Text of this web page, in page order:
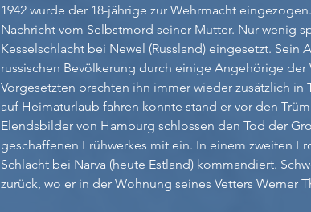
1942 wurde der 18-jährige zur Wehrmacht
Nachricht vom Selbstmord seiner Mutter. Nur wenig
Kesselschlacht bei Newel (Russland) eingesetzt.
russischen Bevölkerung durch einige Angehörige
Vorgesetzten brachten ihn immer wieder zusätzlich in
auf Heimaturlaub fahren konnte stand er vor den
Elendsbilder von Hamburg schlossen den Tod der
geschaffenen Frühwerkes mit ein. In einem zweiten
Schlacht bei Narva (heute Estland) kommandiert.
zurück, wo er in der Wohnung seines Vetters Werner